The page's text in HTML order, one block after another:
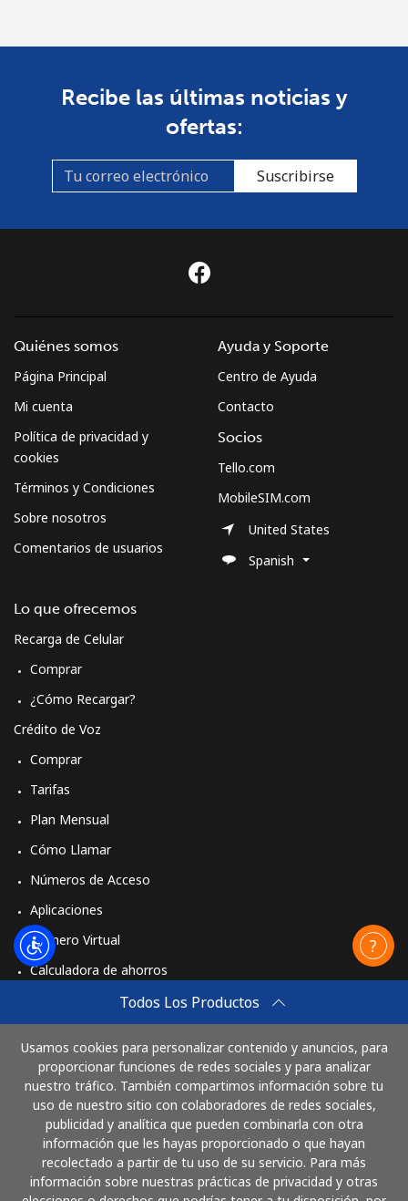
Recibe las últimas noticias y
ofertas:
Suscribirse
Todos Los Productos
Usamos cookies para personalizar contenido y anuncios, para
proporcionar funciones de redes sociales y para analizar
nuestro tráfico. También compartimos información sobre tu
uso de nuestro sitio con colaboradores de redes sociales,
publicidad y analítica que pueden combinarla con otra
información que les hayas proporcionado o que hayan
recolectado a partir de tu uso de su servicio. Para más
información sobre nuestras prácticas de privacidad y otras
Quiénes somos
Página Principal
Mi cuenta
Política de privacidad y
cookies
Términos y Condiciones
Sobre nosotros
Comentarios de usuarios
Lo que ofrecemos
Recarga de Celular
Comprar
¿Cómo Recargar?
Crédito de Voz
Comprar
Tarifas
Plan Mensual
Cómo Llamar
Números de Acceso
Aplicaciones
Número Virtual
Calculadora de ahorros
Cómo funciona
Ayuda y Soporte
Centro de Ayuda
Contacto
Socios
Tello.com
MobileSIM.com
United States
Spanish
Paga con